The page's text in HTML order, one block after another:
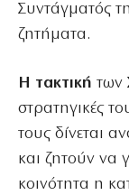
Συντάγματός
ζητήματα.
Η τακτική των
στρατηγικές
τους δίνεται
και ζητούν να
κοινότητα η